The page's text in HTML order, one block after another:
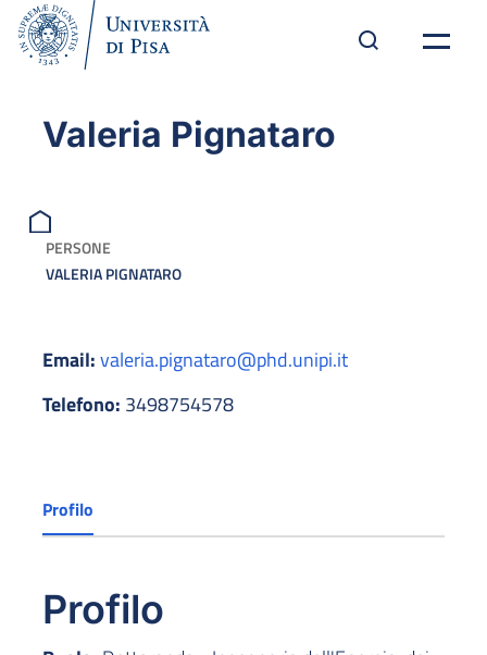
Valeria Pignataro
PERSONE
VALERIA PIGNATARO
Email:valeria.pignataro@phd.unipi.it
Telefono: 3498754578
Profilo
Profilo